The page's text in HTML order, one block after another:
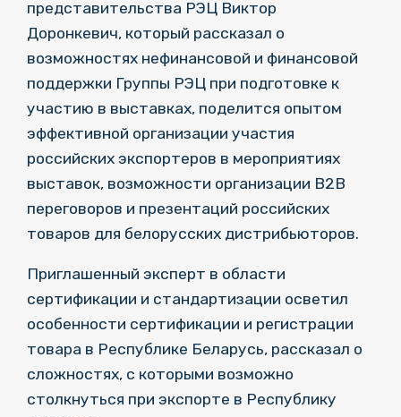
представительства РЭЦ Виктор
Доронкевич, который рассказал о
возможностях нефинансовой и финансовой
поддержки Группы РЭЦ при подготовке к
участию в выставках, поделится опытом
эффективной организации участия
российских экспортеров в мероприятиях
выставок, возможности организации B2B
переговоров и презентаций российских
товаров для белорусских дистрибьюторов.
Приглашенный эксперт в области
сертификации и стандартизации осветил
особенности сертификации и регистрации
товара в Республике Беларусь, рассказал о
сложностях, с которыми возможно
столкнуться при экспорте в Республику